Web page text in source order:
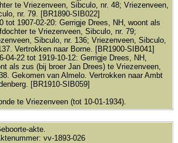
te Vriezenveen, Sibculo, nr. 48; Vriezenveen,
nr. 79. [BR1890-SIB022]
tot 1907-02-20: Gerrigje Drees, NH, woont als
te Vriezenveen, Sibculo, nr. 79;
Sibculo, nr. 136; Vriezenveen, Sibculo,
Vertrokken naar Borne. [BR1900-SIB041]
04-22 tot 1919-10-12: Gerrigje Drees, NH,
als zus (bij broer Jan Drees) te Vriezenveen,
Gekomen van Almelo. Vertrokken naar Ambt
[BR1910-SIB059]
te Vriezenveen (tot 10-01-1934).
akte.
vv-1893-026